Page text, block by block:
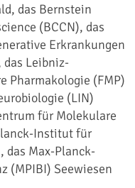
das Bernstein
(BCCN), das
Erkrankungen
das Leibniz-
Pharmakologie (FMP)
(LIN)
für Molekulare
Institut für
das Max-Planck-
(MPIBI) Seewiesen